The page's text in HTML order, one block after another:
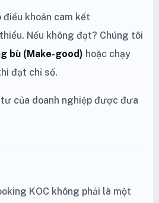
điều khoản cam kết
Nếu không đạt? Chúng tôi
bù (Make-good) hoặc chạy
đạt chỉ số.
tư của doanh nghiệp được đưa
KOC không phải là một